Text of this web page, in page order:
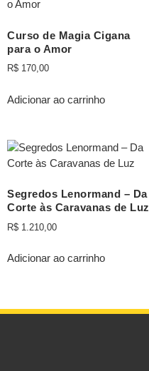
Curso de Magia Cigana
para o Amor
R$ 170,00
Adicionar ao carrinho
Segredos Lenormand – Da
Corte às Caravanas de Luz
R$ 1.210,00
Adicionar ao carrinho